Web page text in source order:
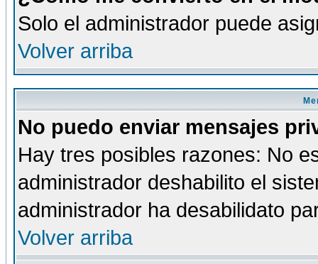
Solo el administrador puede
Volver arriba
No puedo enviar mensajes
Hay tres posibles razones: No
administrador deshabilito el
administrador ha desabilidato
Volver arriba